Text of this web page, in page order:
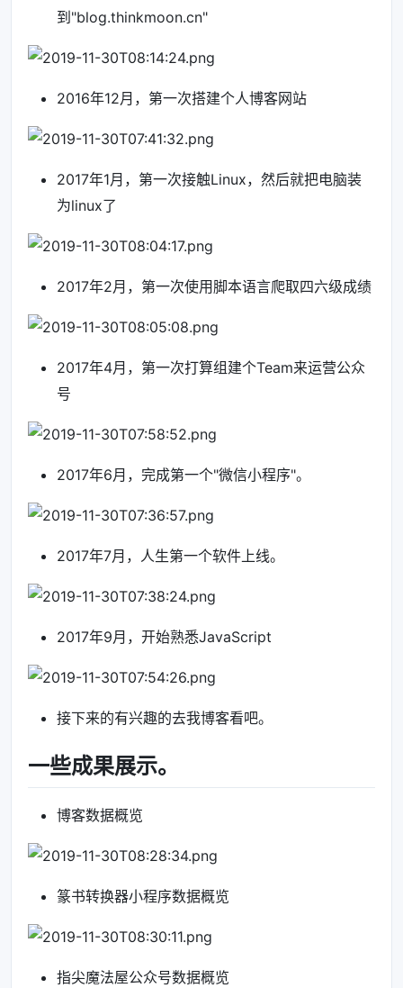
到"blog.thinkmoon.cn"
2016年12月，第一次搭建个人博客网站
2017年1月，第一次接触Linux，然后就把电脑装
为linux了
2017年2月，第一次使用脚本语言爬取四六级成绩
2017年4月，第一次打算组建个Team来运营公众
号
2017年6月，完成第一个"微信小程序"。
2017年7月，人生第一个软件上线。
2017年9月，开始熟悉JavaScript
接下来的有兴趣的去我博客看吧。
一些成果展示。
博客数据概览
篆书转换器小程序数据概览
指尖魔法屋公众号数据概览